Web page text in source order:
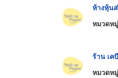
ห้างหุ้น
หมวดห
ร้าน เค
หมวดห